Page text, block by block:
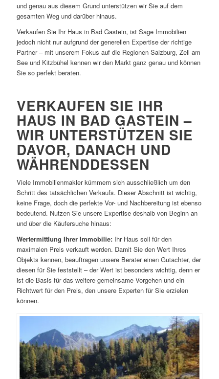
und genau aus diesem Grund unterstützen wir Sie auf dem
gesamten Weg und darüber hinaus.
Verkaufen Sie Ihr Haus in Bad Gastein, ist Sage Immobilien
jedoch nicht nur aufgrund der generellen Expertise der richtige
Partner – mit unserem Fokus auf die Regionen Salzburg, Zell am
See und Kitzbühel kennen wir den Markt ganz genau und können
Sie so perfekt beraten.
VERKAUFEN SIE IHR
HAUS IN BAD GASTEIN –
WIR UNTERSTÜTZEN SIE
DAVOR, DANACH UND
WÄHRENDDESSEN
Viele Immobilienmakler kümmern sich ausschließlich um den
Schritt des tatsächlichen Verkaufs. Dieser Abschnitt ist wichtig,
keine Frage, doch die perfekte Vor- und Nachbereitung ist ebenso
bedeutend. Nutzen Sie unsere Expertise deshalb von Beginn an
und über die Käufersuche hinaus:
Wertermittlung Ihrer Immobilie:Ihr Haus soll für den
maximalen Preis verkauft werden. Damit Sie den Wert Ihres
Objekts kennen, beauftragen unsere Berater einen Gutachter, der
diesen für Sie feststellt – der Wert ist besonders wichtig, denn er
ist die Basis für das weitere gemeinsame Vorgehen und ein
Richtwert für den Preis, den unsere Experten für Sie erzielen
können.